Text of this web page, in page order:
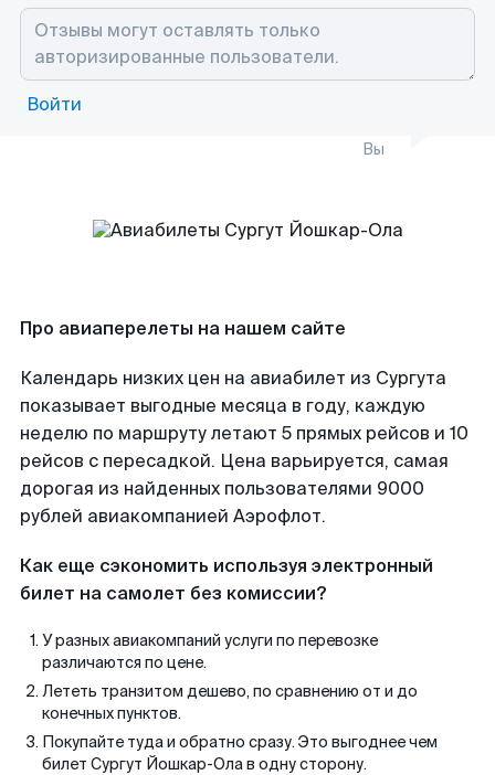
Войти
Вы
Про авиаперелеты на нашем сайте
Календарь низких цен на авиабилет из Сургута
показывает выгодные месяца в году, каждую
неделю по маршруту летают 5 прямых рейсов и 10
рейсов с пересадкой. Цена варьируется, самая
дорогая из найденных пользователями 9000
рублей авиакомпанией Аэрофлот.
Как еще сэкономить используя электронный
билет на самолет без комиссии?
У разных авиакомпаний услуги по перевозке
различаются по цене.
Лететь транзитом дешево, по сравнению от и до
конечных пунктов.
Покупайте туда и обратно сразу. Это выгоднее чем
билет Сургут Йошкар-Ола в одну сторону.